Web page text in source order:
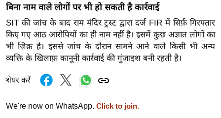
स्टा
इ
ल
टे
क्नॉ
जी
ब्यू
बिना नाम वाले लोगों पर भी हो सकती है कार्रवाई
SIT की जांच के बाद राम मंदिर ट्रस्ट द्वारा दर्ज FIR में सिर्फ़ गिरफ्तार
किए गए आठ आरोपियों का ही नाम नहीं है। इसमें कुछ अज्ञात लोगों का
भी ज़िक्र है। इससे जांच के दौरान सामने आने वाले किसी भी अन्य
व्यक्ति के खिलाफ़ कानूनी कार्रवाई की गुंजाइश बनी रहती है।
शेयर करें
We're now on WhatsApp. Click to join.